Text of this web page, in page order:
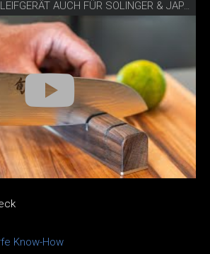
VIDEO SKNIFE SCHLEIFGERÄT AUCH FÜR SOLINGER & JAPANISCHE MESSER
Know-How